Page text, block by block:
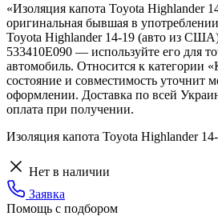
«Изоляция капота Toyota Highlander
оригинальная бывшая в употреблении
Toyota Highlander 14-19 (авто из
533410E090 — используйте его для
автомобиль. Относится к категории
состояние и совместимость уточнит
оформлении. Доставка по всей
оплата при получении.
Изоляция капота Toyota Highlander
Нет в наличии
Заявка
Помощь с подбором